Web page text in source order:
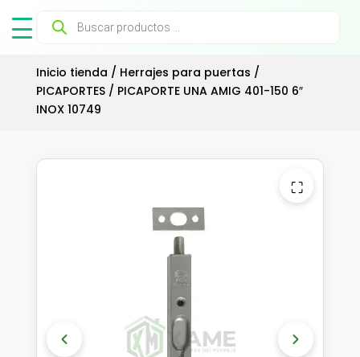
Búsqueda
productos
Inicio tienda / Herrajes para puertas /
PICAPORTES/ PICAPORTE UNA AMIG 401-150 6″
INOX 10749
⛶